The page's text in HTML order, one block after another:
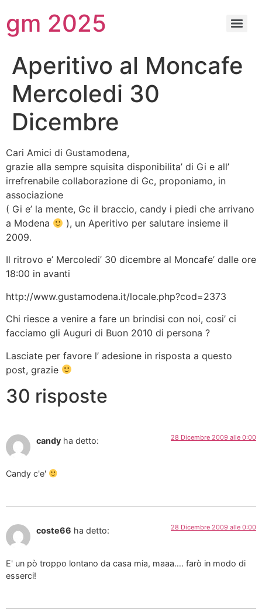
gm 2025
Aperitivo al Moncafe
Mercoledi 30
Dicembre
Cari Amici di Gustamodena,
grazie alla sempre squisita disponibilita’ di Gi e all’
irrefrenabile collaborazione di Gc, proponiamo, in
associazione
( Gi e’ la mente, Gc il braccio, candy i piedi che arrivano
a Modena
), un Aperitivo per salutare insieme il
2009.
Il ritrovo e’ Mercoledi’ 30 dicembre al Moncafe’ dalle ore
18:00 in avanti
http://www.gustamodena.it/locale.php?cod=2373
Chi riesce a venire a fare un brindisi con noi, cosi’ ci
facciamo gli Auguri di Buon 2010 di persona ?
Lasciate per favore l’ adesione in risposta a questo
post, grazie
30 risposte
candy ha detto: 28 Dicembre 2009 alle 0:00
Candy c'e'
coste66 ha detto: 28 Dicembre 2009 alle 0:00
E' un pò troppo lontano da casa mia, maaa…. farò in modo di
esserci!